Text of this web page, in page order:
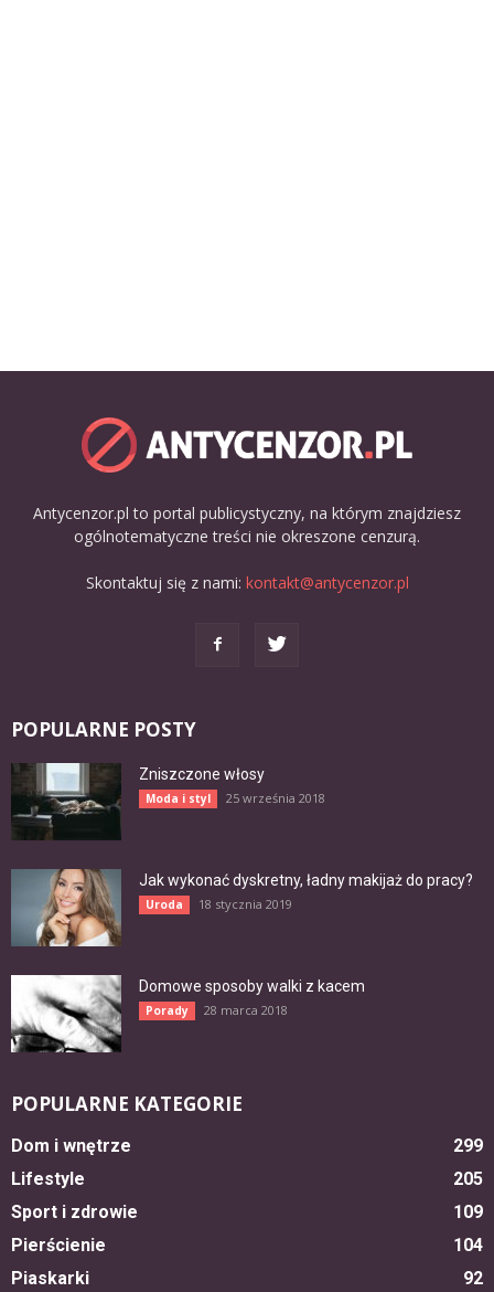
Antycenzor.pl to portal publicystyczny, na którym znajdziesz
ogólnotematyczne treści nie okreszone cenzurą.
Skontaktuj się z nami: kontakt@antycenzor.pl
POPULARNE POSTY
Zniszczone włosy
Moda i styl 25 września 2018
Jak wykonać dyskretny, ładny makijaż do pracy?
Uroda 18 stycznia 2019
Domowe sposoby walki z kacem
Porady 28 marca 2018
POPULARNE KATEGORIE
Dom i wnętrze
299
Lifestyle
205
Sport i zdrowie
109
Pierścienie
104
Piaskarki
92